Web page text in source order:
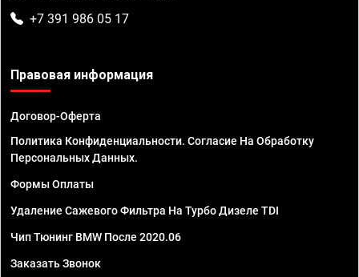
+7 391 986 05 17
Правовая информация
Договор-Оферта
Политика Конфиденциальности. Согласие На Обработку
Персональных Данных.
Формы Оплаты
Удаление Сажевого Фильтра На Турбо Дизеле TDI
Чип Тюнинг BMW После 2020.06
Заказать Звонок